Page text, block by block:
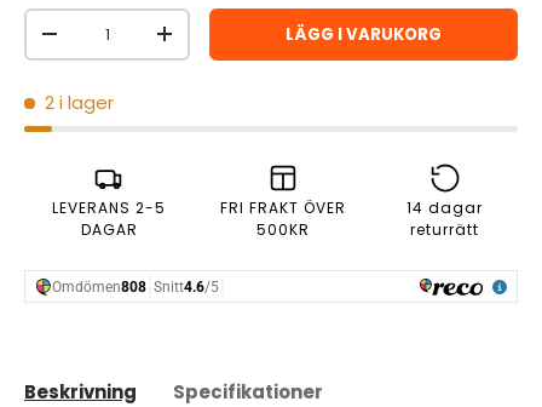
Antal
MINSKA ANTALÖKA ANTAL LÄGG I VARUKORG
2 i lager
LEVERANS 2-5
DAGAR
FRI FRAKT ÖVER
500KR
14 dagar
returrätt
Beskrivning Specifikationer